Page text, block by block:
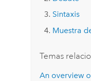
Explorar ArcGIS Pro
Leer la historiaSintaxis
Muestra
Temas
An overview